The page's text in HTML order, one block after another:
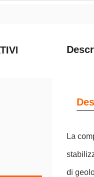
La
di